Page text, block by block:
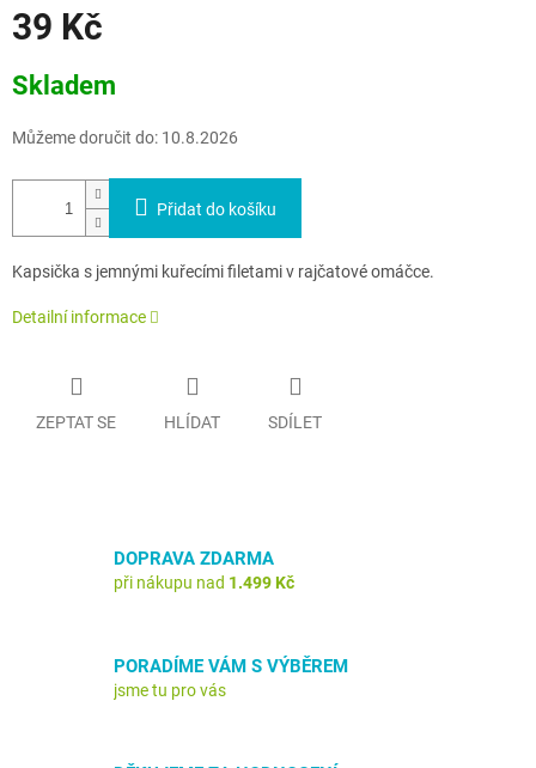
39 Kč
cena:
Skladem
Můžeme doručit do: 10.8.2026
Přidat do košíku
Kapsička s jemnými kuřecími filetami v rajčatové omáčce.
Detailní informace
ZEPTAT SE HLÍDAT SDÍLET
DOPRAVA ZDARMA
při nákupu nad 1.499 Kč
PORADÍME VÁM S VÝBĚREM
jsme tu pro vás